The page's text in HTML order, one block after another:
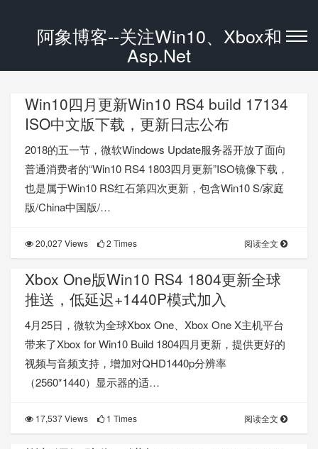
阿象博客--关注Win10、Xbox和
Asp.Net
Win10四月更新Win10 RS4 build 17134
ISO中文版下载，更新日志公布
2018的五一节，微软Windows Update服务器开放了面向
普通消费者的“Win10 RS4 1803四月更新”ISO镜像下载，
也是属于Win10 RS红石第四次更新，包含Win10 S/家庭
版/China中国版/…
20,027 Views 2 Times 阅读全文
Xbox One版Win10 RS4 1804更新全球
推送，低延迟+1440P模式加入
4月25日，微软为全球Xbox One、Xbox One X主机平台
带来了Xbox for Win10 Build 1804四月更新，提供更好的
视频与音频支持，增加对QHD1440p分辨率
（2560*1440）显示器的适…
17,537 Views 1 Times 阅读全文